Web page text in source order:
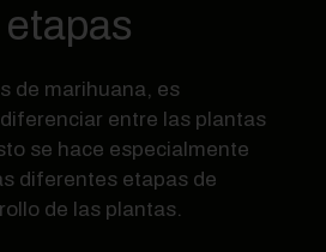
de marihuana, es
entre las plantas
se hace especialmente
diferentes etapas de
de las plantas.